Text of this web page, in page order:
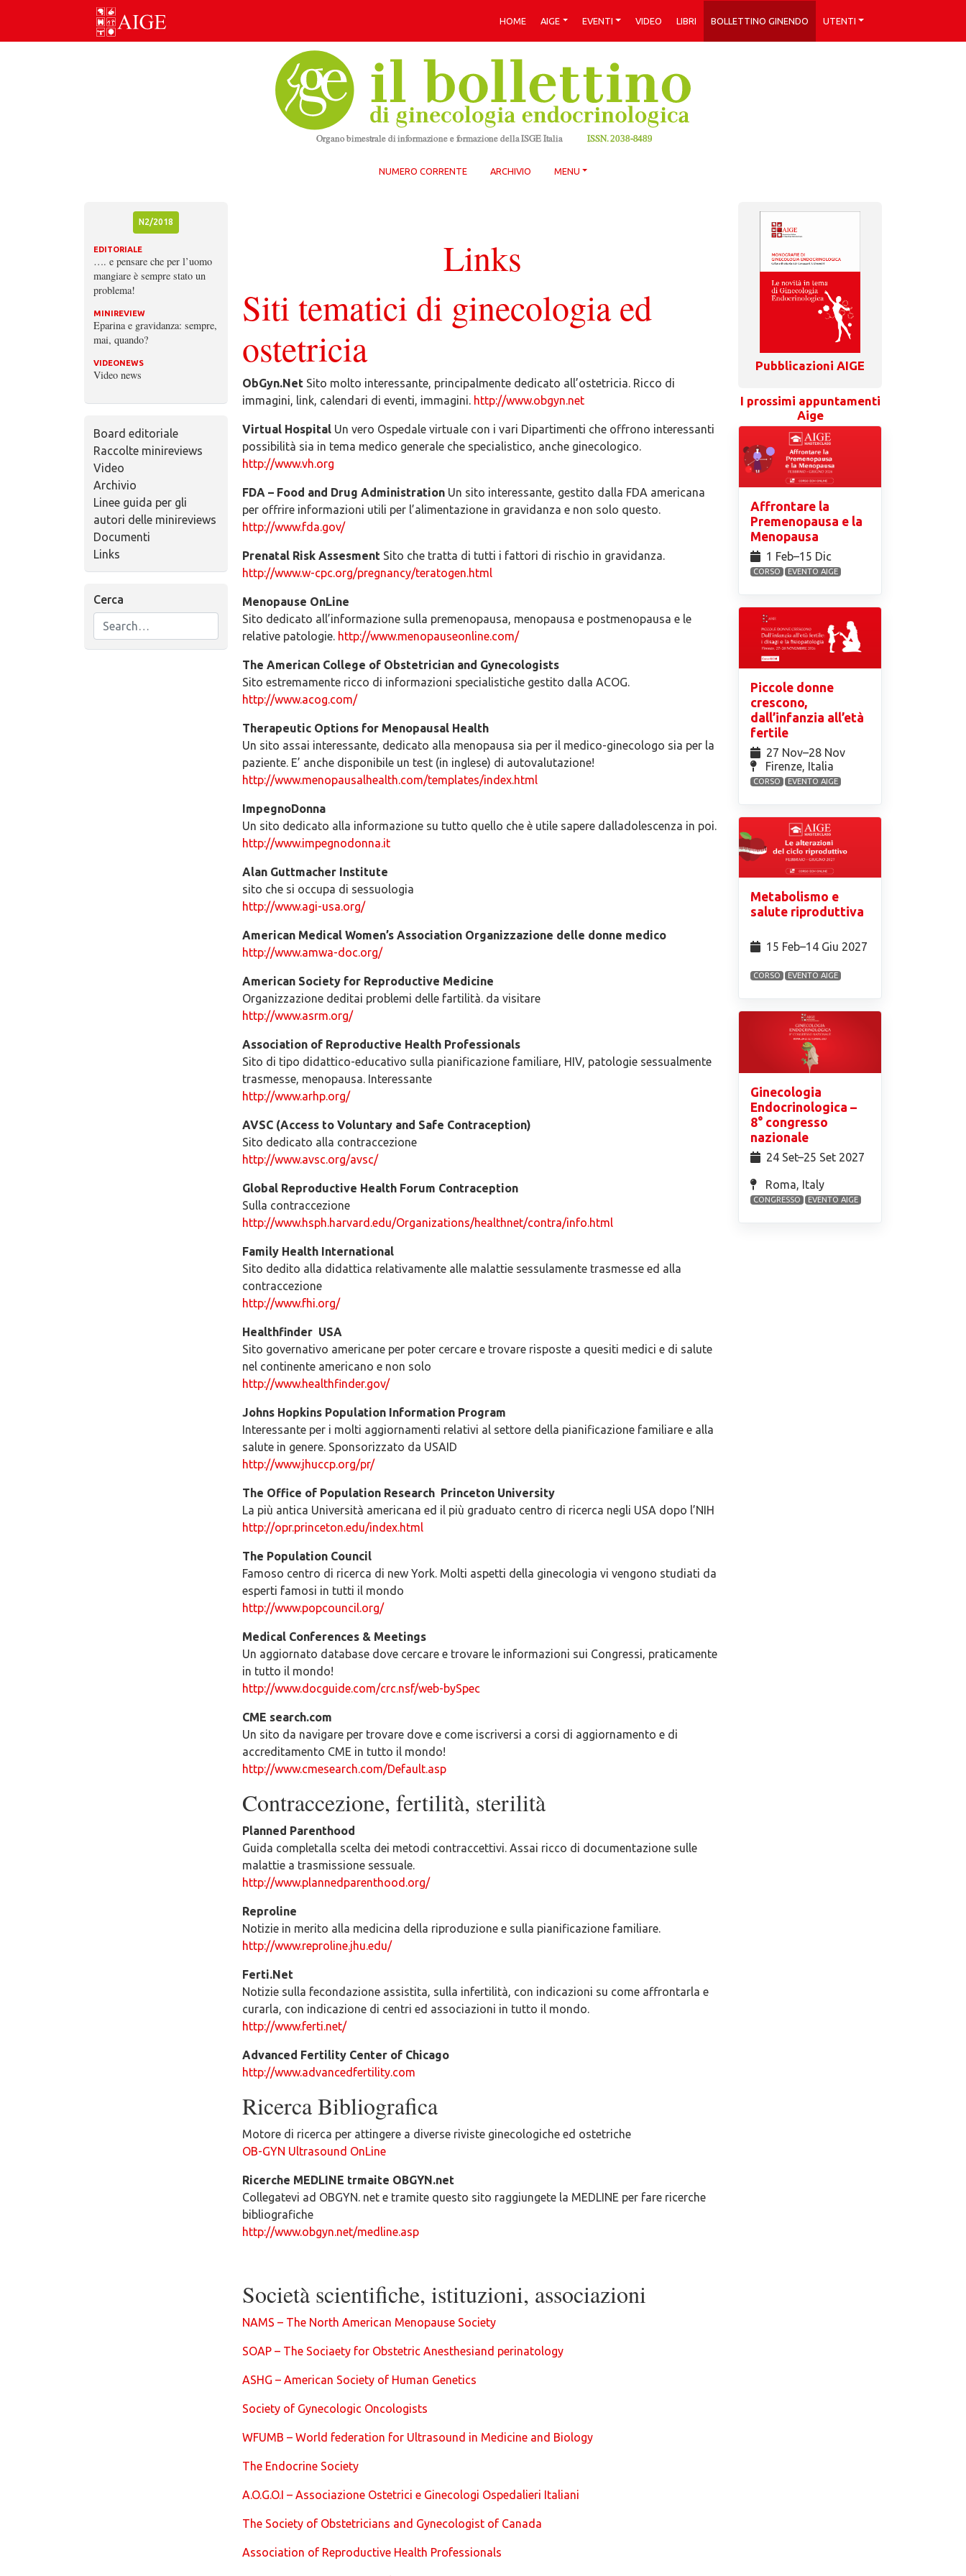
Skip
HOME AIGE EVENTI VIDEO LIBRI BOLLETTINO GINENDO UTENTI
NUMERO CORRENTE ARCHIVIO MENU
N2/2018
EDITORIALE
…. e pensare che per l’uomo
mangiare è sempre stato un
problema!
MINIREVIEW
Eparina e gravidanza: sempre,
mai, quando?
VIDEONEWS
Video news
Board editoriale
Raccolte minireviews
Video
Archivio
Linee guida per gli
autori delle minireviews
Documenti
Links
Cerca
Links
Siti tematici di ginecologia ed
ostetricia
ObGyn.NetSito molto interessante, principalmente dedicato all’ostetricia. Ricco di
immagini, link, calendari di eventi, immagini. http://www.obgyn.net
Virtual HospitalUn vero Ospedale virtuale con i vari Dipartimenti che offrono interessanti
possibilità sia in tema medico generale che specialistico, anche ginecologico.
http://www.vh.org
FDA – Food and Drug AdministrationUn sito interessante, gestito dalla FDA americana
per offrire informazioni utili per l’alimentazione in gravidanza e non solo questo.
http://www.fda.gov/
Prenatal Risk AssesmentSito che tratta di tutti i fattori di rischio in gravidanza.
http://www.w-cpc.org/pregnancy/teratogen.html
Menopause OnLine
Sito dedicato all’informazione sulla premenopausa, menopausa e postmenopausa e le
relative patologie.http://www.menopauseonline.com/
The American College of Obstetrician and Gynecologists
Sito estremamente ricco di informazioni specialistiche gestito dalla ACOG.
http://www.acog.com/
Therapeutic Options for Menopausal Health
Un sito assai interessante, dedicato alla menopausa sia per il medico-ginecologo sia per la
paziente. E’ anche disponibile un test (in inglese) di autovalutazione!
http://www.menopausalhealth.com/templates/index.html
ImpegnoDonna
Un sito dedicato alla informazione su tutto quello che è utile sapere dalladolescenza in poi.
http://www.impegnodonna.it
Alan Guttmacher Institute
sito che si occupa di sessuologia
http://www.agi-usa.org/
American Medical Women’s Association Organizzazione delle donne medico
http://www.amwa-doc.org/
American Society for Reproductive Medicine
Organizzazione deditai problemi delle fartilità. da visitare
http://www.asrm.org/
Association of Reproductive Health Professionals
Sito di tipo didattico-educativo sulla pianificazione familiare, HIV, patologie sessualmente
trasmesse, menopausa. Interessante
http://www.arhp.org/
AVSC (Access to Voluntary and Safe Contraception)
Sito dedicato alla contraccezione
http://www.avsc.org/avsc/
Global Reproductive Health Forum Contraception
Sulla contraccezione
http://www.hsph.harvard.edu/Organizations/healthnet/contra/info.html
Family Health International
Sito dedito alla didattica relativamente alle malattie sessulamente trasmesse ed alla
contraccezione
http://www.fhi.org/
Healthfinder ­ USA
Sito governativo americane per poter cercare e trovare risposte a quesiti medici e di salute
nel continente americano e non solo
http://www.healthfinder.gov/
Johns Hopkins Population Information Program
Interessante per i molti aggiornamenti relativi al settore della pianificazione familiare e alla
salute in genere. Sponsorizzato da USAID
http://www.jhuccp.org/pr/
The Office of Population Research ­ Princeton University
La più antica Università americana ed il più graduato centro di ricerca negli USA dopo l’NIH
http://opr.princeton.edu/index.html
The Population Council
Famoso centro di ricerca di new York. Molti aspetti della ginecologia vi vengono studiati da
esperti famosi in tutti il mondo
http://www.popcouncil.org/
Medical Conferences & Meetings
Un aggiornato database dove cercare e trovare le informazioni sui Congressi, praticamente
in tutto il mondo!
http://www.docguide.com/crc.nsf/web-bySpec
CME search.com
Un sito da navigare per trovare dove e come iscriversi a corsi di aggiornamento e di
accreditamento CME in tutto il mondo!
http://www.cmesearch.com/Default.asp
Contraccezione, fertilità, sterilità
Planned Parenthood
Guida completalla scelta dei metodi contraccettivi. Assai ricco di documentazione sulle
malattie a trasmissione sessuale.
http://www.plannedparenthood.org/
Reproline
Notizie in merito alla medicina della riproduzione e sulla pianificazione familiare.
http://www.reproline.jhu.edu/
Ferti.Net
Notizie sulla fecondazione assistita, sulla infertilità, con indicazioni su come affrontarla e
curarla, con indicazione di centri ed associazioni in tutto il mondo.
http://www.ferti.net/
Advanced Fertility Center of Chicago
http://www.advancedfertility.com
Ricerca Bibliografica
Motore di ricerca per attingere a diverse riviste ginecologiche ed ostetriche
OB-GYN Ultrasound OnLine
Ricerche MEDLINE trmaite OBGYN.net
Collegatevi ad OBGYN. net e tramite questo sito raggiungete la MEDLINE per fare ricerche
bibliografiche
http://www.obgyn.net/medline.asp
Società scientifiche, istituzioni, associazioni
NAMS – The North American Menopause Society
SOAP – The Sociaety for Obstetric Anesthesiand perinatology
ASHG – American Society of Human Genetics
Society of Gynecologic Oncologists
WFUMB – World federation for Ultrasound in Medicine and Biology
The Endocrine Society
A.O.G.O.I – Associazione Ostetrici e Ginecologi Ospedalieri Italiani
The Society of Obstetricians and Gynecologist of Canada
Association of Reproductive Health Professionals
Pubblicazioni AIGE
I prossimi appuntamenti
Aige
Affrontare la
Premenopausa e la
Menopausa
1 Feb⁠–15 Dic
CORSO EVENTO AIGE
Piccole donne
crescono,
dall’infanzia all’età
fertile
27 Nov⁠–28 Nov
Firenze, Italia
CORSO EVENTO AIGE
Metabolismo e
salute riproduttiva
15 Feb⁠–14 Giu 2027
CORSO EVENTO AIGE
Ginecologia
Endocrinologica –
8° congresso
nazionale
24 Set⁠–25 Set 2027
Roma, Italy
CONGRESSO EVENTO AIGE